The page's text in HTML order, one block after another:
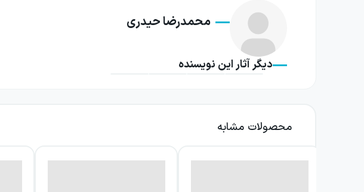
محمدرضا حیدری
دیگر آثار این نویسنده
محصولات مشابه